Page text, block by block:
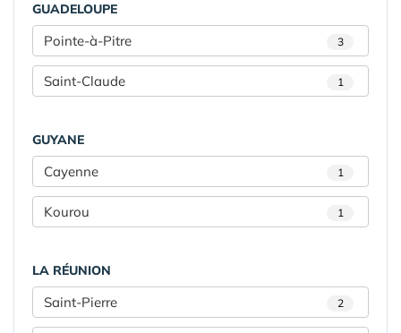
GUADELOUPE
Pointe-à-Pitre 3
Saint-Claude 1
GUYANE
Cayenne 1
Kourou 1
LA RÉUNION
Saint-Pierre 2